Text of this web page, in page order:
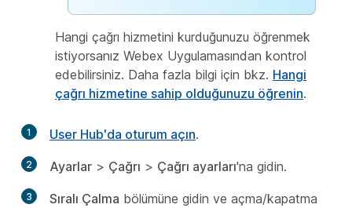
Hangi çağrı hizmetini kurduğunuzu öğrenmek
istiyorsanız Webex Uygulamasından kontrol
edebilirsiniz. Daha fazla bilgi için bkz. Hangi
çağrı hizmetine sahip olduğunuzu öğrenin.
1 User Hub'da oturum açın.
2 Ayarlar > Çağrı > Çağrı ayarları'na gidin.
3 Sıralı Çalma bölümüne gidin ve açma/kapatma